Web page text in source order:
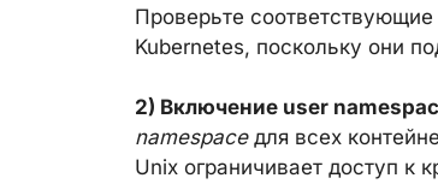
Проверьте
Kubernetes, поскольку они
2) Включение user
namespaceдля всех
Unix ограничивает доступ